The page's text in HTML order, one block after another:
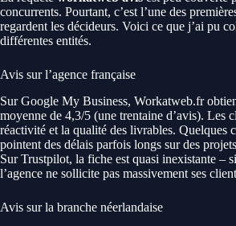
concurrents. Pourtant, c’est l’une des
regardent les décideurs. Voici ce que j’ai pu
différentes entités.
Avis sur l’agence française
Sur Google My Business, Workatweb.fr
moyenne de 4,3/5 (une trentaine d’avis). Les
réactivité et la qualité des livrables. Quelques
pointent des délais parfois longs sur des
Sur Trustpilot, la fiche est quasi inexistante –
l’agence ne sollicite pas massivement ses
Avis sur la branche néerlandaise